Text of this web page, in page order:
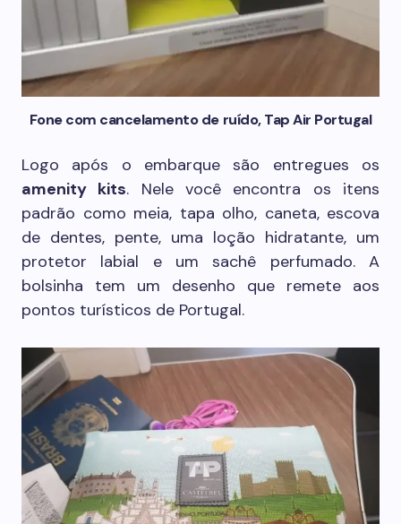
Fone com cancelamento de ruído, Tap Air Portugal
Logo após o embarque são entregues os
amenity kits. Nele você encontra os itens
padrão como meia, tapa olho, caneta, escova
de dentes, pente, uma loção hidratante, um
protetor labial e um sachê perfumado. A
bolsinha tem um desenho que remete aos
pontos turísticos de Portugal.